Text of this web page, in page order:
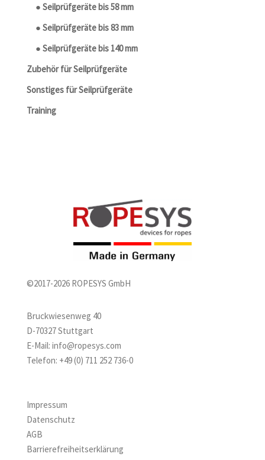
● Seilprüfgeräte bis 58 mm
● Seilprüfgeräte bis 83 mm
● Seilprüfgeräte bis 140 mm
Zubehör für Seilprüfgeräte
Sonstiges für Seilprüfgeräte
Training
©2017-2026 ROPESYS GmbH
Bruckwiesenweg 40
D-70327 Stuttgart
E-Mail: info@ropesys.com
Telefon: +49 (0) 711 252 736-0
Impressum
Datenschutz
AGB
Barrierefreiheitserklärung